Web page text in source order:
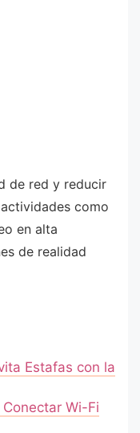
de red y reducir
como
en alta
de realidad
Estafas con la
Wi-Fi